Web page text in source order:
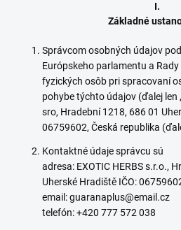
I.
Základné
Správcom osobných údajov
Európskeho parlamentu a
fyzických osôb pri spracovaní
pohybe týchto údajov (ďalej len
sro, Hradební 1218, 686 01
06759602, Česká republika
Kontaktné údaje správcu sú
adresa: EXOTIC HERBS s.r.o.,
Uherské Hradiště IČO:
email: guaranaplus@email.cz
telefón: +420 777 572 038